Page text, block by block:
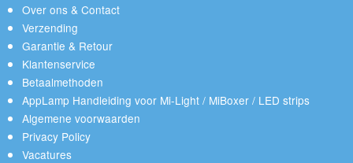
Over ons & Contact
Verzending
Garantie & Retour
Klantenservice
Betaalmethoden
AppLamp Handleiding voor Mi-Light / MiBoxer / LED strips
Algemene voorwaarden
Privacy Policy
Vacatures